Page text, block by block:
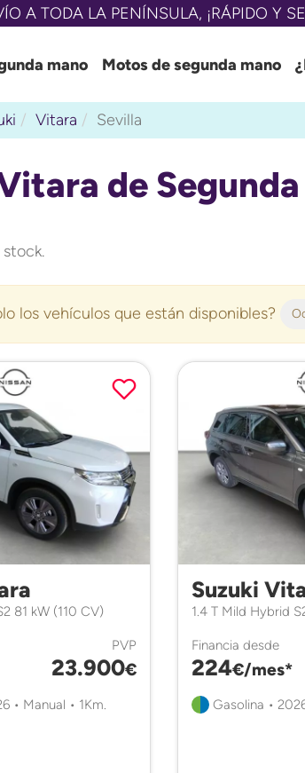
A TODA LA PENÍNSULA, ¡RÁPIDO Y
mano Motos de segunda mano
Vitara Sevilla
de
los vehículos que están disponibles?
81 kW (110 CV)
PVP
23.900€
• Manual • 1Km.
Suzuki
1.4 T Mild Hybrid
Financia desde
224€/mes*
Gasolina •